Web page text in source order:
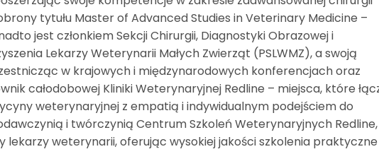
tytułu Master of Advanced Studies in Veterinary Medicine –
jest członkiem Sekcji Chirurgii, Diagnostyki Obrazowej i
Lekarzy Weterynarii Małych Zwierząt (PSLWMZ), a swoją
w krajowych i międzynarodowych konferencjach oraz
całodobowej Kliniki Weterynaryjnej Redline – miejsca, które
weterynaryjnej z empatią i indywidualnym podejściem do
i twórczynią Centrum Szkoleń Weterynaryjnych Redline,
lekarzy weterynarii, oferując wysokiej jakości szkolenia praktyczne